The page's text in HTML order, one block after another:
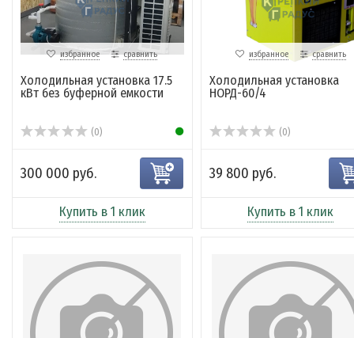
избранное сравнить
Холодильная установка 17.5
кВт без буферной емкости
(0)
300 000 руб.
Купить в 1 клик
избранное сравнить
Холодильная установка
НОРД-60/4
(0)
39 800 руб.
Купить в 1 клик